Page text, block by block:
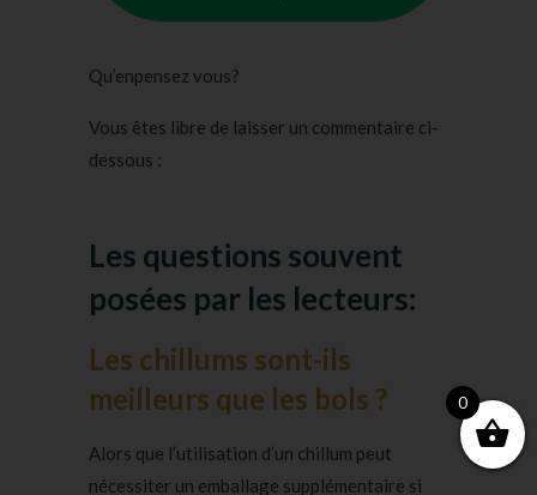
Qu’enpensez vous?
Vous êtes libre de laisser un commentaire ci-
dessous :
Les questions souvent
posées par les lecteurs:
Les chillums sont-ils
meilleurs que les bols ?
Alors que l’utilisation d’un chillum peut
nécessiter un emballage supplémentaire si
0